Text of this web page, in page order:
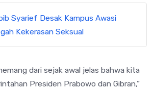
Syarief Desak Kampus Awasi
Kekerasan Seksual
dari sejak awal jelas bahwa kita
Presiden Prabowo dan Gibran,”